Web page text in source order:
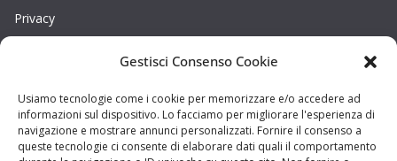
Gestisci Consenso Cookie
Usiamo tecnologie come i cookie per memorizzare e/o accedere ad
informazioni sul dispositivo. Lo facciamo per migliorare l'esperienza di
navigazione e mostrare annunci personalizzati. Fornire il consenso a
queste tecnologie ci consente di elaborare dati quali il comportamento
Privacy
Copyright © La Provincia Frosinone. Tutti i diritti riservati.
Sito web creato daDAG STUDIO